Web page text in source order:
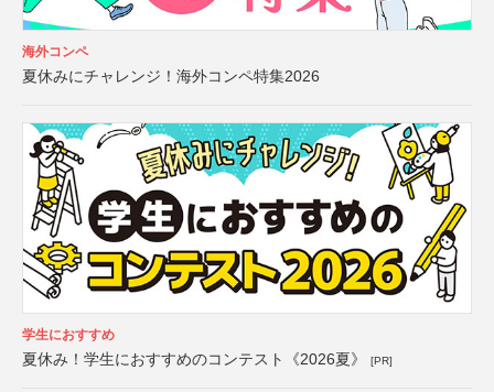
海外コンペ
夏休みにチャレンジ！海外コンペ特集2026
学生におすすめ
夏休み！学生におすすめのコンテスト《2026夏》 [PR]